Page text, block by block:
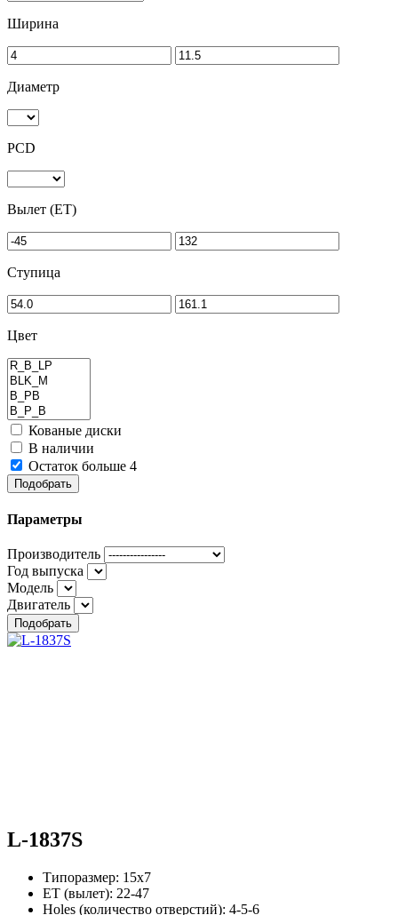
Ширина
Диаметр
PCD
Вылет (ET)
Ступица
Цвет
Кованые диски
В наличии
Остаток больше 4
Подобрать
Параметры
Производитель
Год выпуска
Модель
Двигатель
Подобрать
L-1837S
Типоразмер: 15х7
ЕТ (вылет): 22-47
Holes (количество отверстий): 4-5-6